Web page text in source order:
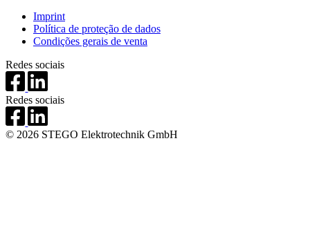
Imprint
Política de proteção de dados
Condições gerais de venta
Redes sociais
Redes sociais
© 2026 STEGO Elektrotechnik GmbH